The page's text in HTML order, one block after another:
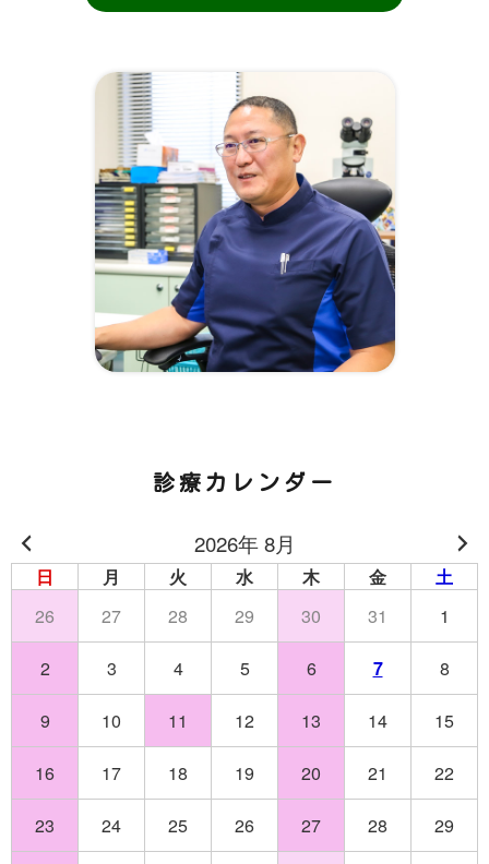
診療カレンダー
2026年 8月
日 月 火 水 木 金
土
26
27 28 29 30 31 1
2 3 4 5 6 7 8
9 10 11 12 13 14 15
16 17 18 19 20 21 22
23 24 25 26 27 28 29